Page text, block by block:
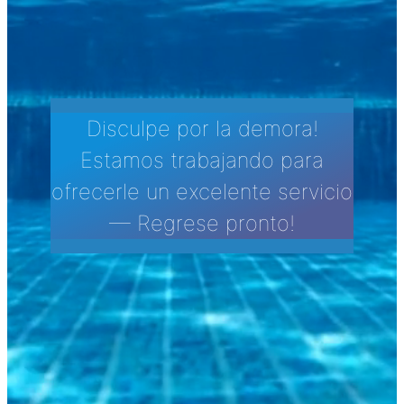
Disculpe por la demora!
Estamos trabajando para
ofrecerle un excelente servicio
— Regrese pronto!